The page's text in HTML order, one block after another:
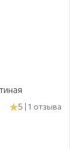
5 | 1 отзыва